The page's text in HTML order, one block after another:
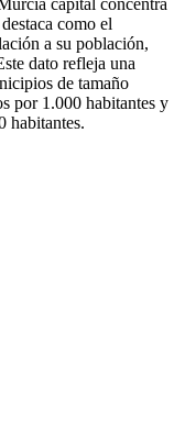
capital concentra
como el
a su población,
dato refleja una
de tamaño
por 1.000 habitantes y
habitantes.